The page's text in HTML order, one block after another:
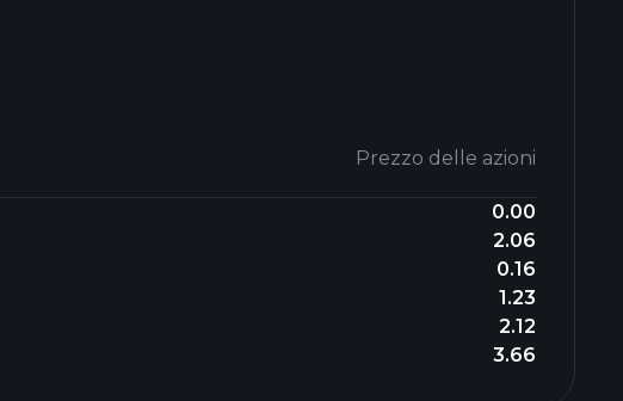
Prezzo delle azioni
0.00
2.06
0.16
1.23
2.12
3.66